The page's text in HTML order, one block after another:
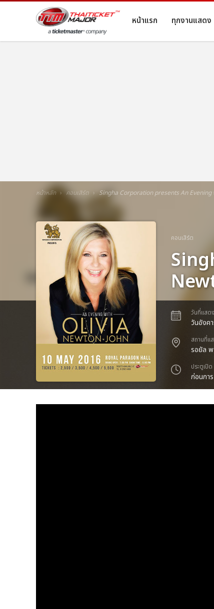
หน้าแรก ทุกงานแสดง
หน้าหลัก คอนเสิร์ต Singha Corporation presents An Evening
คอนเสิร์ต
วันที่แสดง
วันอังค
สถานที่แ
รอยัล
ประตูเปิด
ก่อนกา